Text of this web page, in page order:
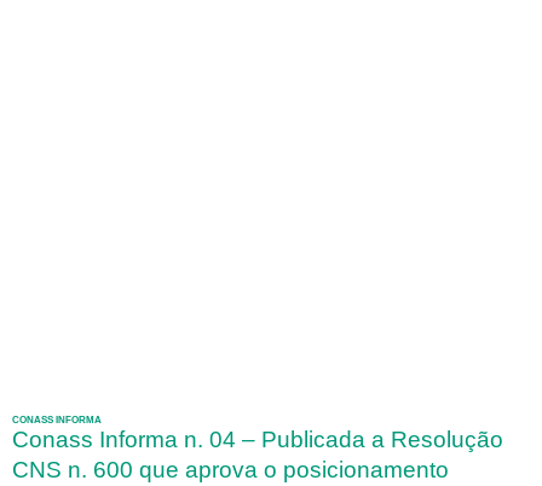
CONASS INFORMA
Conass Informa n. 04 – Publicada a Resolução
CNS n. 600 que aprova o posicionamento